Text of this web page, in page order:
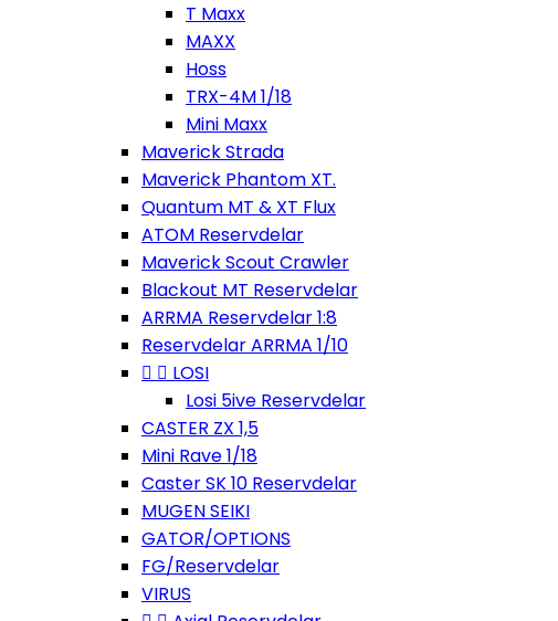
T Maxx
MAXX
Hoss
TRX-4M 1/18
Mini Maxx
Maverick Strada
Maverick Phantom XT.
Quantum MT & XT Flux
ATOM Reservdelar
Maverick Scout Crawler
Blackout MT Reservdelar
ARRMA Reservdelar 1:8
Reservdelar ARRMA 1/10
  LOSI
Losi 5ive Reservdelar
CASTER ZX 1,5
Mini Rave 1/18
Caster SK 10 Reservdelar
MUGEN SEIKI
GATOR/OPTIONS
FG/Reservdelar
VIRUS